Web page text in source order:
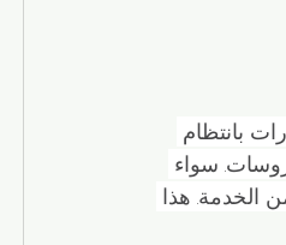
بانتظام
سواء
الخدمة. هذا